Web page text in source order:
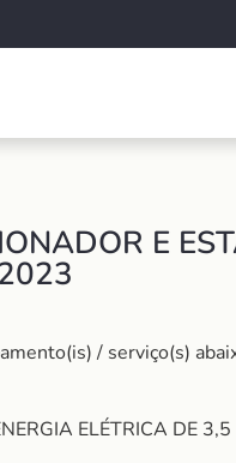
E
/ serviço(s)
ELÉTRICA DE 3,5